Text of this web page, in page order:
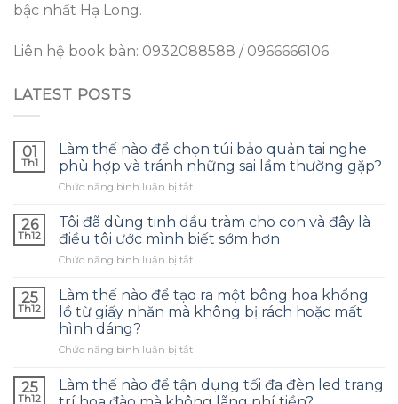
bậc nhất Hạ Long.
Liên hệ book bàn: 0932088588 / 0966666106
LATEST POSTS
01
Th1
Làm thế nào để chọn túi bảo quản tai nghe
phù hợp và tránh những sai lầm thường gặp?
Chức năng bình luận bị tắtở
thế
nào
để
chọn
bảo
quản
phù
và
tránh
26
Th12
Tôi đã dùng tinh dầu tràm cho con và đây là
điều tôi ước mình biết sớm hơn
Chức năng bình luận bị tắtở
đã
dùng
tinh
tràm
con
25
Th12
Làm thế nào để tạo ra một bông hoa khổng
lồ từ giấy nhăn mà không bị rách hoặc mất
hình dáng?
Chức năng bình luận bị tắtở
thế
25
Th12
Làm thế nào để tận dụng tối đa đèn led trang